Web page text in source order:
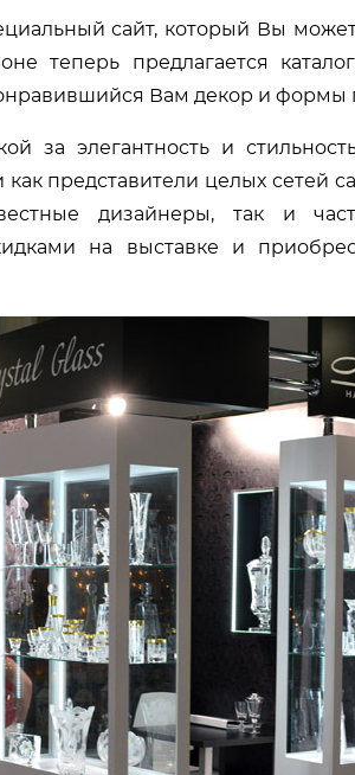
сайт, который Вы
теперь предлагается
Вам декор и формы
за элегантность и
представители целых сетей
дизайнеры, так и
на выставке и